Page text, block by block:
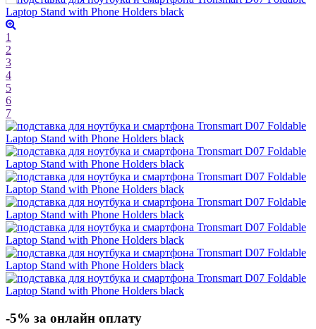
1
2
3
4
5
6
7
-5% за онлайн оплату